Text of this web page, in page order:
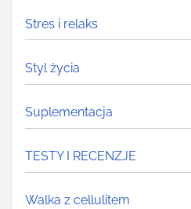
Stres i relaks
Styl życia
Suplementacja
TESTY I RECENZJE
Walka z cellulitem